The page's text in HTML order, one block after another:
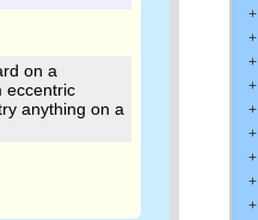
on a
eccentric
anything on a
+
+
+
+
+
+
+
+
+